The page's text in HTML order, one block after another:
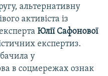
альтернативну
активіста із
Юлії Сафонової
експертиз.
у
в соцмережах ознак